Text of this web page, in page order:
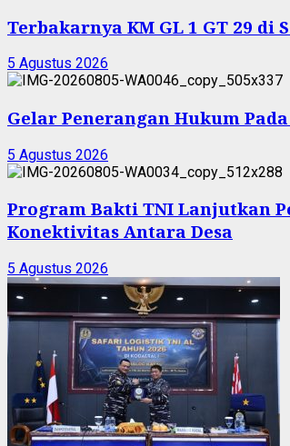
Terbakarnya KM GL 1 GT 29
5 Agustus 2026
Gelar Penerangan Hukum
5 Agustus 2026
Program Bakti TNI Lanjutkan
Konektivitas Antara Desa
5 Agustus 2026